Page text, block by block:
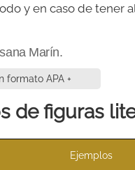
y en caso de tener
Marín.
formato APA +
de figuras
Ejemplos